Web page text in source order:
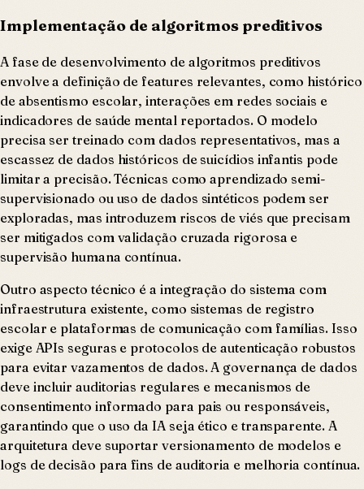
Implementação de algoritmos preditivos
A fase de desenvolvimento de algoritmos preditivos
envolve a definição de features relevantes, como histórico
de absentismo escolar, interações em redes sociais e
indicadores de saúde mental reportados. O modelo
precisa ser treinado com dados representativos, mas a
escassez de dados históricos de suicídios infantis pode
limitar a precisão. Técnicas como aprendizado semi-
supervisionado ou uso de dados sintéticos podem ser
exploradas, mas introduzem riscos de viés que precisam
ser mitigados com validação cruzada rigorosa e
supervisão humana contínua.
Outro aspecto técnico é a integração do sistema com
infraestrutura existente, como sistemas de registro
escolar e plataformas de comunicação com famílias. Isso
exige APIs seguras e protocolos de autenticação robustos
para evitar vazamentos de dados. A governança de dados
deve incluir auditorias regulares e mecanismos de
consentimento informado para pais ou responsáveis,
garantindo que o uso da IA seja ético e transparente. A
arquitetura deve suportar versionamento de modelos e
logs de decisão para fins de auditoria e melhoria contínua.